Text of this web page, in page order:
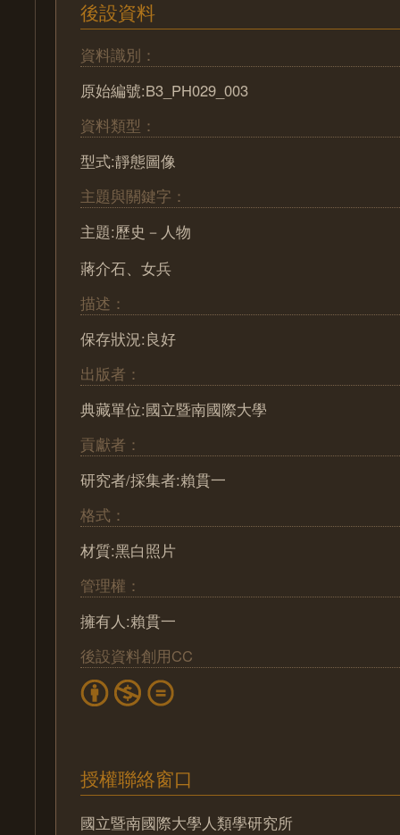
後設資料
資料識別：
原始編號:B3_PH029_003
資料類型：
型式:靜態圖像
主題與關鍵字：
主題:歷史－人物
蔣介石、女兵
描述：
保存狀況:良好
出版者：
典藏單位:國立暨南國際大學
貢獻者：
研究者/採集者:賴貫一
格式：
材質:黑白照片
管理權：
擁有人:賴貫一
後設資料創用CC
授權聯絡窗口
國立暨南國際大學人類學研究所